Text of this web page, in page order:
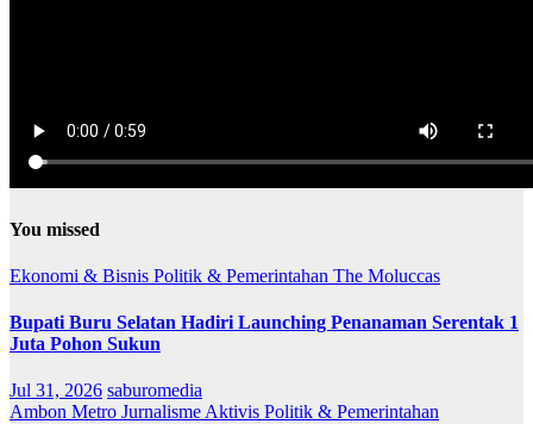
You missed
Ekonomi & Bisnis Politik & Pemerintahan The Moluccas
Bupati Buru Selatan Hadiri Launching Penanaman Serentak 1
Juta Pohon Sukun
Jul 31, 2026 saburomedia
Ambon Metro Jurnalisme Aktivis Politik & Pemerintahan